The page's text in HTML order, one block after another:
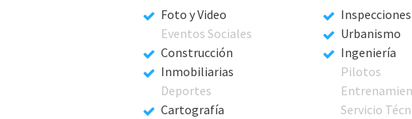
Foto y Video
Eventos Sociales
Construcción
Inmobiliarias
Deportes
Cartografía
Inspecciones
Urbanismo
Ingeniería
Pilotos
Servicio